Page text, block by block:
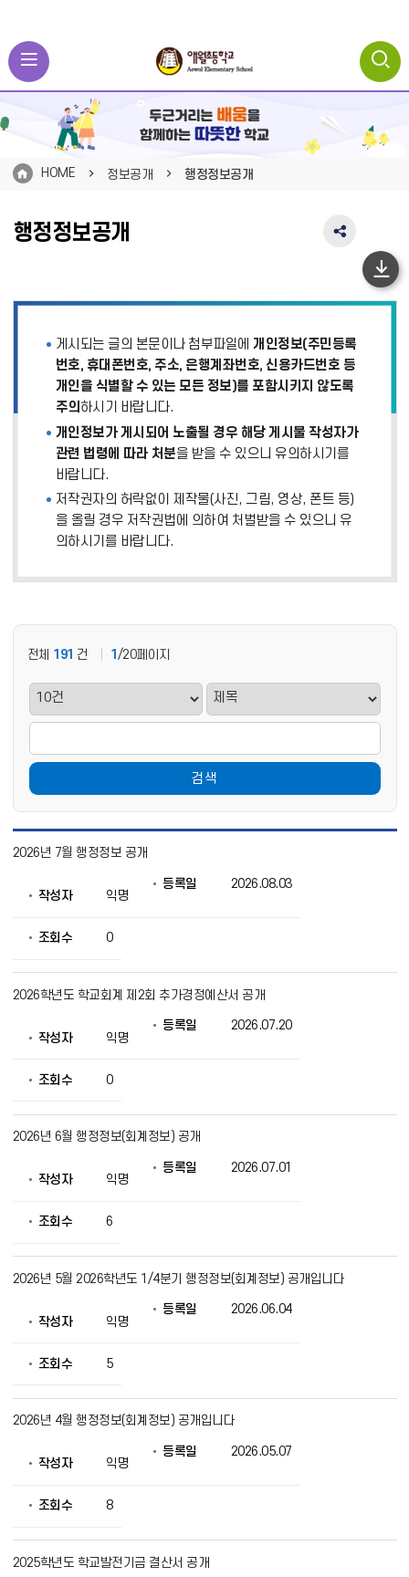
HOME 정보공개 행정정보공개
행정정보공개
SNS
역
치
기
게시되는 글의 본문이나 첨부파일에 개인정보(주민등록
번호, 휴대폰번호, 주소, 은행계좌번호, 신용카드번호 등
개인을 식별할 수 있는 모든 정보)를 포함시키지 않도록
주의 하시기 바랍니다.
개인정보가 게시되어 노출될 경우 해당 게시물 작성자가
관련 법령에 따라 처분을 받을 수 있으니 유의하시기를
바랍니다.
저작권자의 허락없이 제작물(사진, 그림, 영상, 폰트 등)
을 올릴 경우 저작권법에 의하여 처벌받을 수 있으니 유
의하시기를 바랍니다.
전체 191 건 1 /20페이지
검색
정
으
로
번
등
록
공
2026년 7월 행정정보 공개
작성자 익명
등록일 2026.08.03
조회수 0
2026학년도 학교회계 제2회 추가경정예산서 공개
작성자 익명
등록일 2026.07.20
조회수 0
2026년 6월 행정정보(회계정보) 공개
작성자 익명
등록일 2026.07.01
조회수 6
2026년 5월 2026학년도 1/4분기 행정정보(회계정보) 공개입니다
작성자 익명
등록일 2026.06.04
조회수 5
2026년 4월 행정정보(회계정보) 공개입니다
작성자 익명
등록일 2026.05.07
조회수 8
2025학년도 학교발전기금 결산서 공개
하
단